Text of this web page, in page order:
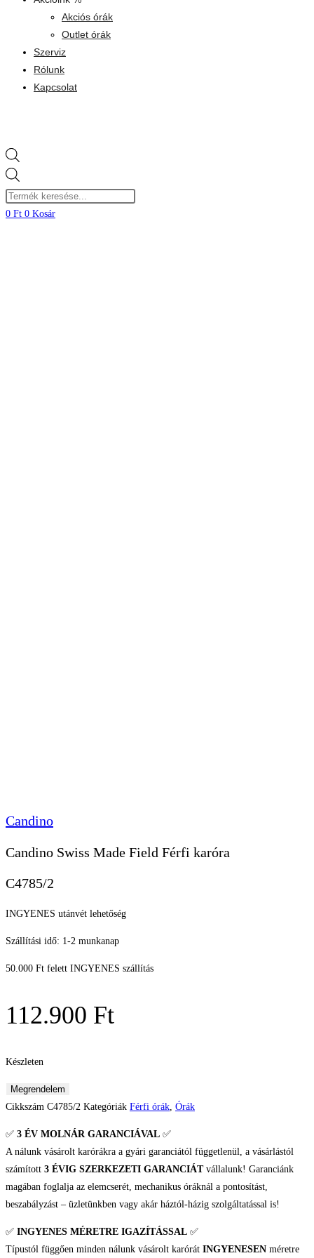
Akciós órák
Outlet órák
Szerviz
Rólunk
Kapcsolat
search
0 Ft 0 Kosár
Candino
Candino Swiss Made Field Férfi karóra
C4785/2
INGYENES utánvét lehetőség
Szállítási idő: 1-2 munkanap
50.000 Ft felett INGYENES szállítás
112.900 Ft
Készleten
Candino
Swiss
Field
mennyiség
Megrendelem
Cikkszám C4785/2 Kategóriák Férfi órák, Órák
✅ 3 ÉV MOLNÁR GARANCIÁVAL ✅
A nálunk vásárolt karórákra a gyári garanciától függetlenül, a vásárlástól
számított 3 ÉVIG SZERKEZETI GARANCIÁTvállalunk! Garanciánk
magában foglalja az elemcserét, mechanikus óráknál a pontosítást,
beszabályzást – üzletünkben vagy akár háztól-házig szolgáltatással is!
✅ INGYENES MÉRETRE IGAZÍTÁSSAL ✅
Típustól függően minden nálunk vásárolt karórát INGYENESEN méretre